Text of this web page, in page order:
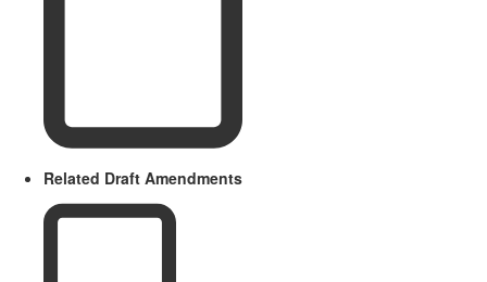
Related Draft Amendments